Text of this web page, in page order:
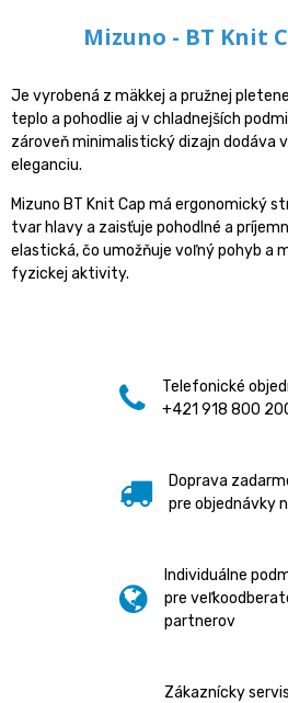
Mizuno - BT Knit
Je vyrobená z mäkkej a pružnej
teplo a pohodlie aj v chladnejších
zároveň minimalistický dizajn dodáva
eleganciu.
Mizuno BT Knit Cap má ergonomický
tvar hlavy a zaisťuje pohodlné a
elastická, čo umožňuje voľný pohyb a
fyzickej aktivity.
Telefonické
+421 918 800
Doprava
pre objednávky
Individuálne
pre
partnerov
Zákaznícky